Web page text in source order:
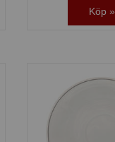
Köp »